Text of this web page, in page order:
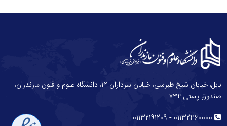
بابل، خیابان شیخ طبرسی، خیابان سرداران ۱۲، دانشگاه علوم و فنون مازندران،
صندوق پستی ۷۳۴
01132460000
-
01132191209